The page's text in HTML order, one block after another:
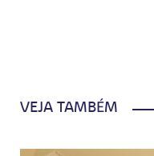
VEJA TAMBÉM